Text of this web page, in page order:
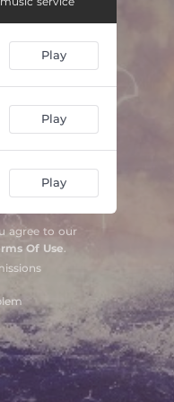
04:34
01:53
04:23
06:30
Play
Play
Play
agree to our
Of Use.